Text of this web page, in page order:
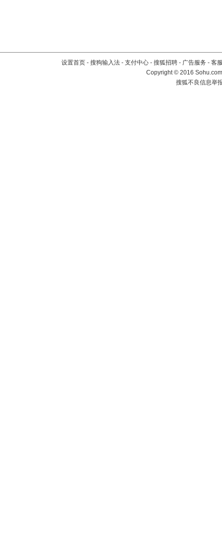
设置首页 - 搜狗输入法 - 支付中心 - 搜狐招聘 - 广告服务 - 客
Copyright©2016
搜狐不良信息举